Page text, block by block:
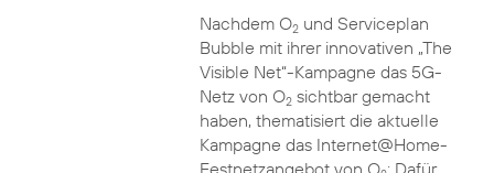
Nachdem O2und Serviceplan
Bubble mit ihrer innovativen „The
Visible Net“-Kampagne das 5G-
Netz von O2sichtbar gemacht
haben, thematisiert die aktuelle
Kampagne das Internet@Home-
Festnetzangebot von O : Dafür